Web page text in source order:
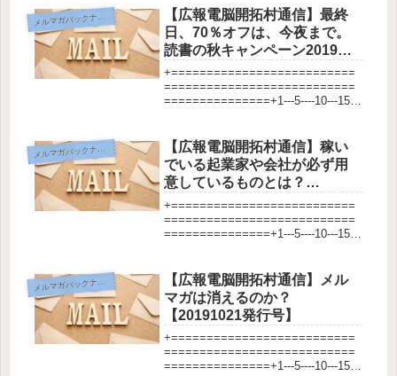
メ
ルマガバックナンバー
【広報電脳開拓村通信】最終
日、70％オフは、今夜まで。
読書の秋キャンペーン2019年
【20191031発行号】
+==========================
===========================
===============+1---5----10---15--
メ
ルマガバックナンバー
【広報電脳開拓村通信】稼い
でいる起業家や会社が必ず用
意しているものとは？
【20150601発行号】
+==========================
===========================
===============+1---5----10---15--
メ
ルマガバックナンバー
【広報電脳開拓村通信】メル
マガは消えるのか？
【20191021発行号】
+==========================
===========================
===============+1---5----10---15--